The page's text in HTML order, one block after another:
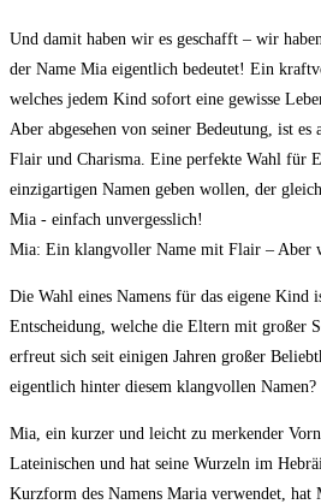
Und damit haben wir es geschafft‌ – wir
der Name Mia eigentlich bedeutet! Ein
welches⁢ jedem Kind sofort eine gewisse
Aber abgesehen von seiner Bedeutung, ist
Flair und⁤ Charisma. Eine‌ perfekte Wahl für
einzigartigen ⁣Namen ​geben wollen, der
⁢Mia ⁣- einfach unvergesslich!
Mia: Ein klangvoller Name mit Flair – Aber
Die‌ Wahl eines Namens für das eigene Kind
Entscheidung, welche⁣ die Eltern mit großer
erfreut sich seit einigen Jahren⁣ großer
eigentlich hinter ⁣diesem klangvollen Namen?
Mia, ein kurzer und leicht ​zu merkender
Lateinischen ​und hat seine Wurzeln im
Kurzform‌ des Namens Maria⁤ verwendet, hat